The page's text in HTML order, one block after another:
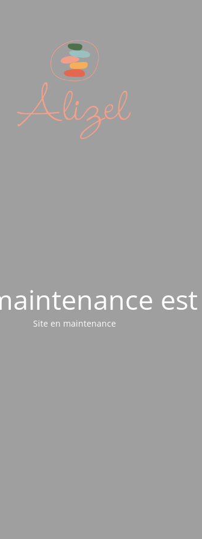
Site en maintenance